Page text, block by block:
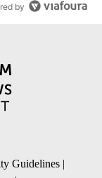
by
Guidelines |